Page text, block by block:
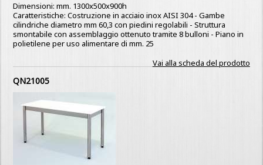
Dimensioni: mm. 1300x500x900h
Caratteristiche: Costruzione in acciaio inox AISI 304 - Gambe
cilindriche diametro mm 60,3 con piedini regolabili - Struttura
smontabile con assemblaggio ottenuto tramite 8 bulloni - Piano in
polietilene per uso alimentare di mm. 25
Vai alla scheda del prodotto
QN21005